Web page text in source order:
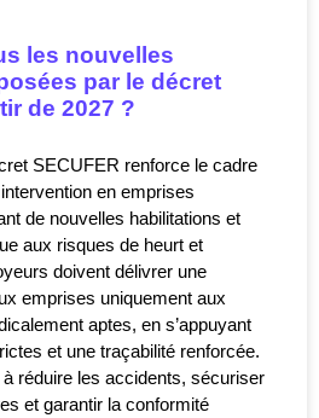
les nouvelles
par le décret
de 2027 ?
SECUFER renforce le cadre
en emprises
de nouvelles habilitations et
aux risques de heurt et
doivent délivrer une
emprises uniquement aux
aptes, en s’appuyant
et une traçabilité renforcée.
réduire les accidents, sécuriser
et garantir la conformité